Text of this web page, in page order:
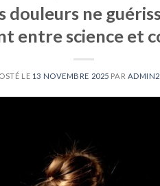
douleurs ne
entre science et
LE 13 NOVEMBRE 2025 PAR